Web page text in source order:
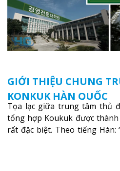
GIỚI THIỆU CHUNG
KONKUK HÀN QUỐC
Tọa lạc giữa trung tâm thủ
tổng hợp Koukuk được thành
rất đặc biệt. Theo tiếng Hàn: